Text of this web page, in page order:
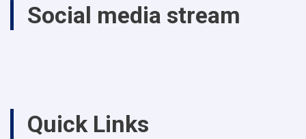
Social media stream
Quick Links